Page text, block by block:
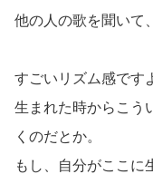
他の人の歌を聞いて
すごいリズム感です
生まれた時からこう
くのだとか。
もし、自分がここに